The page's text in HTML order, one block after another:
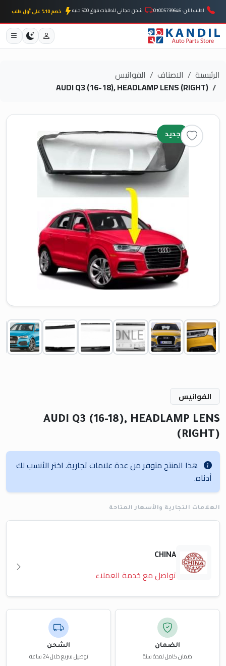
اطلب الآن: 01005739646 شحن مجاني للطلبات فوق 500 جنيه خصم 10% على أول طلب
الرئيسية الاصناف
الفوانيس
AUDI Q3 (16-18), HEADLAMP LENS (RIGHT)
جديد
الفوانيس
AUDI Q3 (16-18), HEADLAMP LENS
(RIGHT)
هذا المنتج متوفر من عدة علامات تجارية. اختر الأنسب لك
أدناه.
العلامات التجارية والأسعار المتاحة
CHINA
تواصل مع خدمة العملاء
الضمان
ضمان كامل لمدة سنة
الشحن
توصيل سريع خلال 24 ساعة